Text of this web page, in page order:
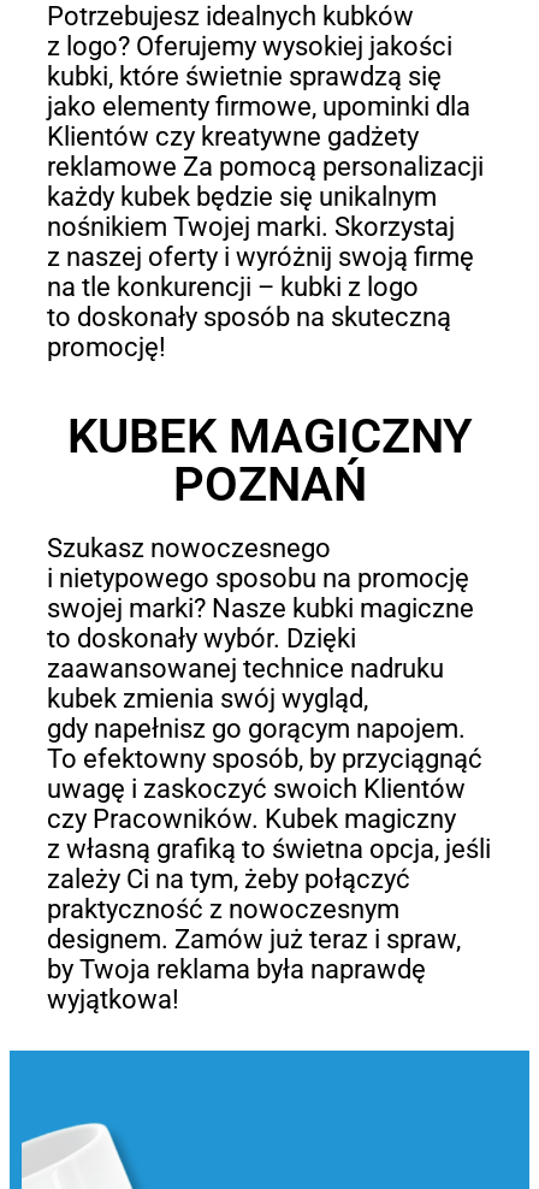
Potrzebujesz idealnych kubków
z logo? Oferujemy wysokiej jakości
kubki, które świetnie sprawdzą się
jako elementy firmowe, upominki dla
Klientów czy kreatywne gadżety
reklamowe Za pomocą personalizacji
każdy kubek będzie się unikalnym
nośnikiem Twojej marki. Skorzystaj
z naszej oferty i wyróżnij swoją firmę
na tle konkurencji – kubki z logo
to doskonały sposób na skuteczną
promocję!
KUBEK MAGICZNY
POZNAŃ
Szukasz nowoczesnego
i nietypowego sposobu na promocję
swojej marki? Nasze kubki magiczne
to doskonały wybór. Dzięki
zaawansowanej technice nadruku
kubek zmienia swój wygląd,
gdy napełnisz go gorącym napojem.
To efektowny sposób, by przyciągnąć
uwagę i zaskoczyć swoich Klientów
czy Pracowników. Kubek magiczny
z własną grafiką to świetna opcja, jeśli
zależy Ci na tym, żeby połączyć
praktyczność z nowoczesnym
designem. Zamów już teraz i spraw,
by Twoja reklama była naprawdę
wyjątkowa!